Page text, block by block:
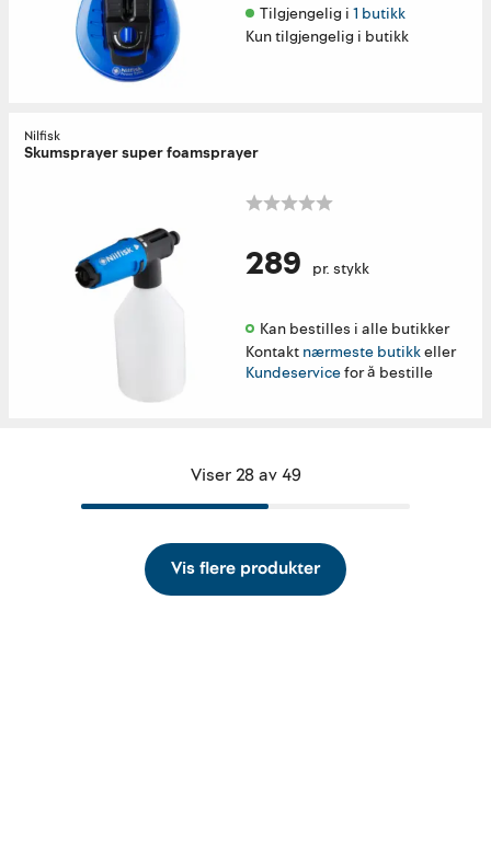
Tilgjengelig i 1 butikk
Kun tilgjengelig i butikk
Nilfisk
Skumsprayer super foamsprayer
289 pr. stykk
Kan bestilles i alle butikker
Kontakt nærmeste butikkeller
Kundeservicefor å bestille
Viser 28 av 49
Vis flere produkter